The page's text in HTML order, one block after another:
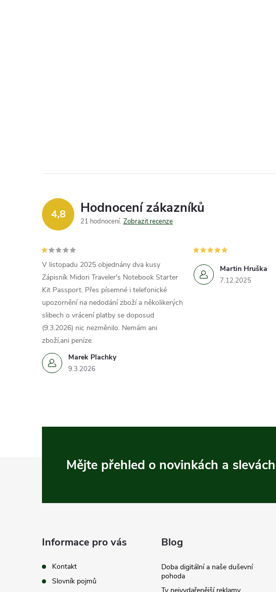
4,8 Hodnocení zákazníků
21 hodnocení Zobrazit recenze
Marek Plachky
9.3.2026
V listopadu 2025 objednány dva kusy
Zápisník Midori Traveler's Notebook Starter
Kit Passport. Přes písemné i telefonické
upozornění na nedodání zboží a několikerých
slibech o vrácení platby se doposud
(9.3.2026) nic nezměnilo. Nemám ani
zboží,ani peníze.
Martin Hruška
7.12.2025
Mějte přehled o novinkách a slevách
Informace pro vás
Kontakt
Slovník pojmů
Blog
Doba digitální a naše duševní
pohoda